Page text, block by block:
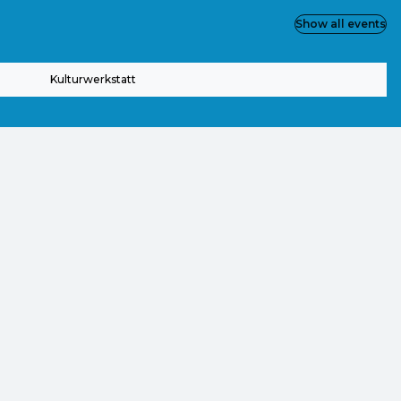
Kulturwerkstatt
Show all events